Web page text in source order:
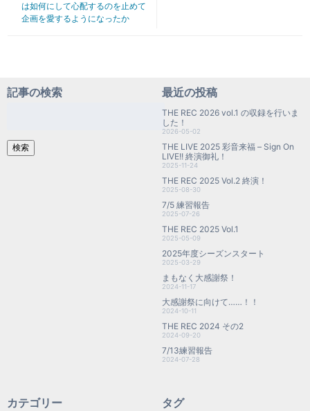
は如何にして心配するのを止めて
企画を愛するようになったか
記事の検索
検索
最近の投稿
THE REC 2026 vol.1 の収録を行いま
した！
2026-05-02
THE LIVE 2025 彩音来福 – Sign On
LIVE!! 終演御礼！
2025-11-24
THE REC 2025 Vol.2 終演！
2025-08-30
7/5 練習報告
2025-07-26
THE REC 2025 Vol.1
2025-05-09
2025年度シーズンスタート
2025-03-29
まもなく大感謝祭！
2024-11-17
大感謝祭に向けて……！！
2024-10-11
THE REC 2024 その2
2024-09-20
7/13練習報告
2024-07-28
カテゴリー タグ